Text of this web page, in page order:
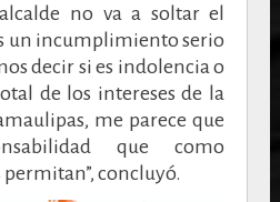
no va a soltar el
un incumplimiento serio
decir si es indolencia o
de los intereses de la
me parece que
que como
concluyó.